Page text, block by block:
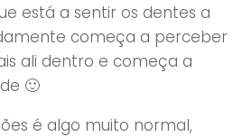
está a sentir os dentes a
começa a perceber
ali dentro e começa a
🙂
é algo muito normal,